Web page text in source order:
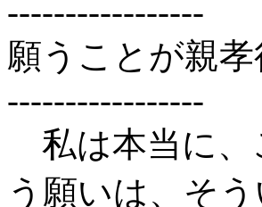
-----------------
願うことが親孝
-----------------
私は本当に、
う願いは、そ